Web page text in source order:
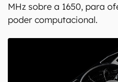
MHz sobre a 1650, para
poder computacional.